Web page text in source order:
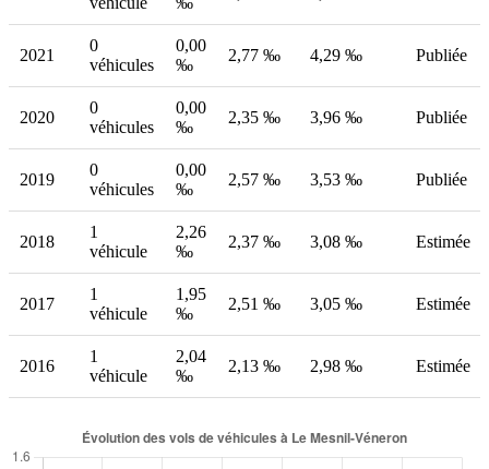
2021
0
véhicules
0,00
‰
2,77 ‰ 4,29 ‰ Publiée
2020
0
véhicules
0,00
‰
2,35 ‰ 3,96 ‰ Publiée
2019
0
véhicules
0,00
‰
2,57 ‰ 3,53 ‰ Publiée
2018
1
véhicule
2,26
‰
2,37 ‰ 3,08 ‰ Estimée
2017
1
véhicule
1,95
‰
2,51 ‰ 3,05 ‰ Estimée
2016
1
véhicule
2,04
‰
2,13 ‰ 2,98 ‰ Estimée